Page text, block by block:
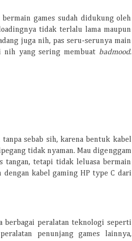
games sudah didukung oleh
tidak terlalu lama maupun
juga nih, pas seru-serunya main
nih yang sering membuat badmood.
sebab sih, karena bentuk kabel
tidak nyaman. Mau digenggam
tangan, tetapi tidak leluasa bermain
dengan kabel gaming HP type C dari
berbagai peralatan teknologi seperti
penunjang games lainnya,